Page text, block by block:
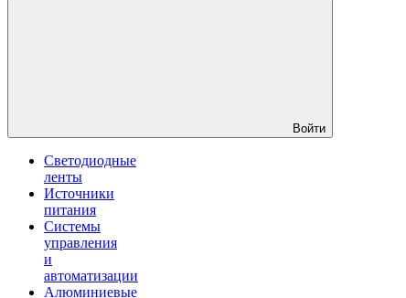
Войти
Светодиодные
ленты
Источники
питания
Системы
управления
и
автоматизации
Алюминиевые